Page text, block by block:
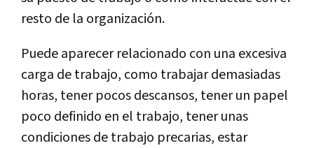
resto de la organización.
Puede aparecer relacionado con una excesiva
carga de trabajo, como trabajar demasiadas
horas, tener pocos descansos, tener un papel
poco definido en el trabajo, tener unas
condiciones de trabajo precarias, estar